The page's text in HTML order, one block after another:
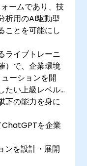
ームであり、技
析用のAI駆動型
ことを可能にし
ライブトレーニ
）で、企業環境
ーションを開
たい上級レベル
。
下の能力を身に
ChatGPTを企業
ンを設計・展開